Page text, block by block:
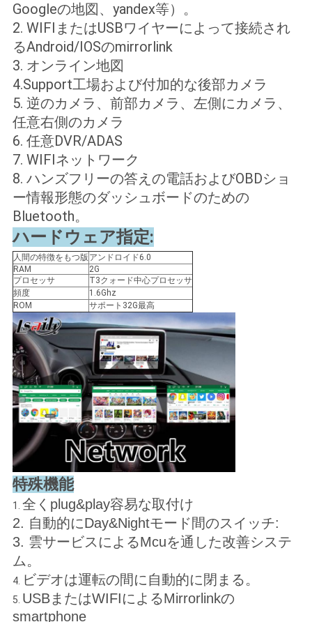
Googleの地図、yandex等）。
2. WIFIまたはUSBワイヤーによって接続され
るAndroid/IOSのmirrorlink
3. オンライン地図
4.Support工場および付加的な後部カメラ
5. 逆のカメラ、前部カメラ、左側にカメラ、
任意右側のカメラ
6. 任意DVR/ADAS
7. WIFIネットワーク
8. ハンズフリーの答えの電話およびOBDショ
ー情報形態のダッシュボードのための
Bluetooth。
ハードウェア指定:
人間の特徴をもつ版 アンドロイド6.0
RAM
2G
プロセッサ
T3クォード中心プロセッサ
頻度
1.6Ghz
ROM
サポート32G最高
特殊機能
1. 全くplug&play容易な取付け
2. 自動的にDay&Nightモード間のスイッチ:
3. 雲サービスによるMcuを通した改善システ
ム。
4. ビデオは運転の間に自動的に閉まる。
5. USBまたはWIFIによるMirrorlinkの
smartphone